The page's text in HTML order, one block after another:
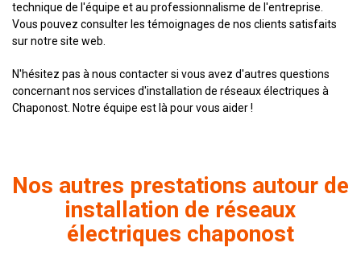
technique de l'équipe et au professionnalisme de l'entreprise.
Vous pouvez consulter les témoignages de nos clients satisfaits
sur notre site web.
N'hésitez pas à nous contacter si vous avez d'autres questions
concernant nos services d'installation de réseaux électriques à
Chaponost. Notre équipe est là pour vous aider !
Nos autres prestations autour de
installation de réseaux
électriques chaponost